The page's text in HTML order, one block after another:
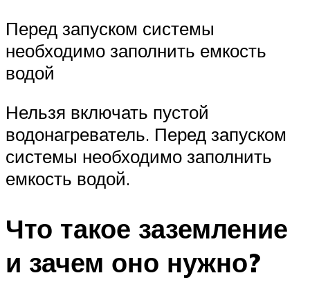
Перед запуском системы
необходимо заполнить емкость
водой
Нельзя включать пустой
водонагреватель. Перед запуском
системы необходимо заполнить
емкость водой.
Что такое заземление
и зачем оно нужно?